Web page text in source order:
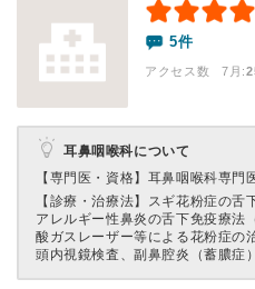
5件
アクセス数 7月:
耳鼻咽喉科について
【専門医・資格】 耳鼻咽喉科専門
【診療・治療法】 スギ花粉症の舌
アレルギー性鼻炎の舌下免疫療法
酸ガスレーザー等による花粉症の
頭内視鏡検査、副鼻腔炎（蓄膿症